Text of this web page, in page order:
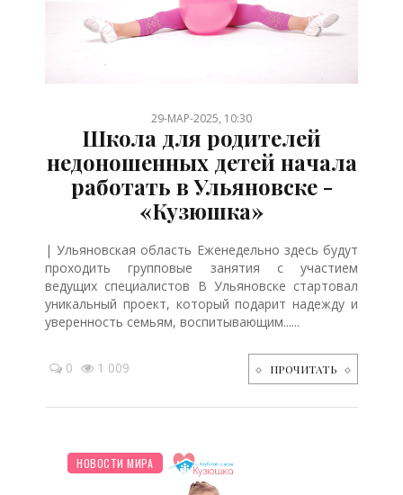
29-МАР-2025, 10:30
Школа для родителей
недоношенных детей начала
работать в Ульяновске -
«Кузюшка»
| Ульяновская область Еженедельно здесь будут
проходить групповые занятия с участием
ведущих специалистов В Ульяновске стартовал
уникальный проект, который подарит надежду и
уверенность семьям, воспитывающим......
0 1 009 ПРОЧИТАТЬ
ПЛАНИРОВАНИЕ
ОТДЫХ
ШКОЛЬНИК
НОВОСТИ МИРА